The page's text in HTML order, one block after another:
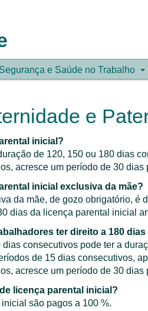
Segurança e Saúde no Trabalho
e
inicial?
de 120, 150 ou 180 dias
acresce um período de 30
inicial exclusiva da mãe?
da mãe, de gozo obrigatório, é
dias da licença parental inicial
ter direito a 180
consecutivos pode ter a
de 15 dias consecutivos,
acresce um período de 30
licença parental inicial?
são pagos a 100 %.